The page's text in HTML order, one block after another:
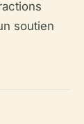
soutien